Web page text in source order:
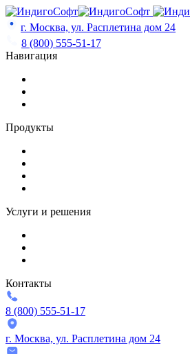
Skip
to
content
г. Москва, ул. Расплетина дом 24
8 (800) 555-51-17
Навигация
Продукты
Услуги и решения
Контакты
8 (800) 555-51-17
г. Москва, ул. Расплетина дом 24